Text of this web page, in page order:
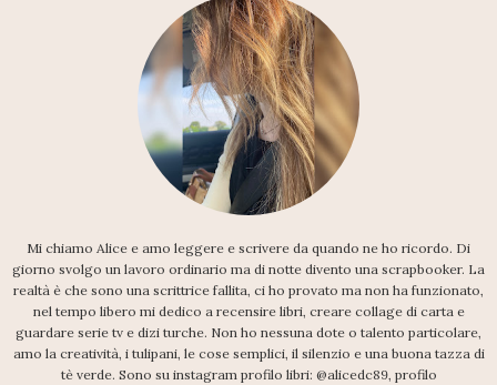
Mi chiamo Alice e amo leggere e scrivere da quando ne ho ricordo. Di
giorno svolgo un lavoro ordinario ma di notte divento una scrapbooker. La
realtà è che sono una scrittrice fallita, ci ho provato ma non ha funzionato,
nel tempo libero mi dedico a recensire libri, creare collage di carta e
guardare serie tv e dizi turche. Non ho nessuna dote o talento particolare,
amo la creatività, i tulipani, le cose semplici, il silenzio e una buona tazza di
tè verde. Sono su instagram profilo libri: @alicedc89, profilo